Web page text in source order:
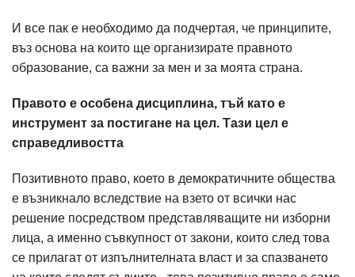
И все пак е необходимо да подчертая, че принципите,
въз основа на които ще организирате правното
образование, са важни за мен и за моята страна.
Правото е особена дисциплина, тъй като е
инструмент за постигане на цел. Тази цел е
справедливостта
Позитивното право, което в демократичните общества
е възникнало вследствие на взето от всички нас
решение посредством представляващите ни изборни
лица, а именно съвкупност от закони, които след това
се прилагат от изпълнителната власт и за спазването